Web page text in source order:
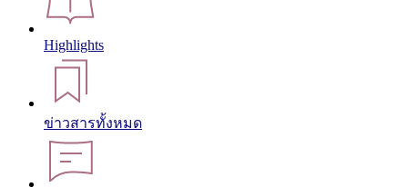
Highlights
ข่าวสารทั้งหมด